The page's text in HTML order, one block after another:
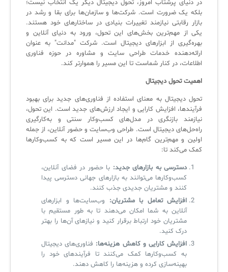
در دنیای پرشتاب امروز، تحول دیجیتال دیگر یک انتخاب نیست؛
بلکه یک ضرورت است. شرکت‌ها و سازمان‌ها برای بقا و رشد در
بازار رقابتی نیازمند تغییرات بنیادی در ساختارهای خود هستند.
یکی از مهم‌ترین بخش‌های این تحول، ورود به دنیای آنلاین و
بهره‌گیری از ابزارهای دیجیتال است. شرکت "مدانت" به عنوان
ارائه‌دهنده خدمات طراحی سایت و مشاوره در حوزه فناوری
اطلاعات، در کنار شماست تا این مسیر را هموارتر کند.
اهمیت تحول دیجیتال
تحول دیجیتال به معنای استفاده از فناوری‌های جدید برای بهبود
فرآیندها، افزایش کارایی و ایجاد ارزش‌های جدید است. این تحول،
نیازمند بازنگری در مدل‌های کسب‌وکار سنتی و به‌کارگیری
راه‌حل‌های دیجیتال است. طراحی وب‌سایت و حضور آنلاین، از جمله
اولین و مهم‌ترین گام‌ها در این مسیر است که به کسب‌وکارها
کمک می‌کند تا:
دسترسی به بازارهای جدید: با حضور در فضای آنلاین،
کسب‌وکارها می‌توانند به بازارهای جهانی دسترسی پیدا
کنند و مشتریان جدیدی جذب کنند.
افزایش تعامل با مشتریان: وب‌سایت‌ها و ابزارهای
آنلاین به شما امکان می‌دهند تا به طور مستقیم با
مشتریان خود ارتباط برقرار کنید و نیازهای آن‌ها را بهتر
درک کنید.
افزایش کارایی و کاهش هزینه‌ها: فناوری‌های دیجیتال
به کسب‌وکارها کمک می‌کنند تا فرآیندهای خود را
بهینه‌سازی کرده و هزینه‌ها را کاهش دهند.